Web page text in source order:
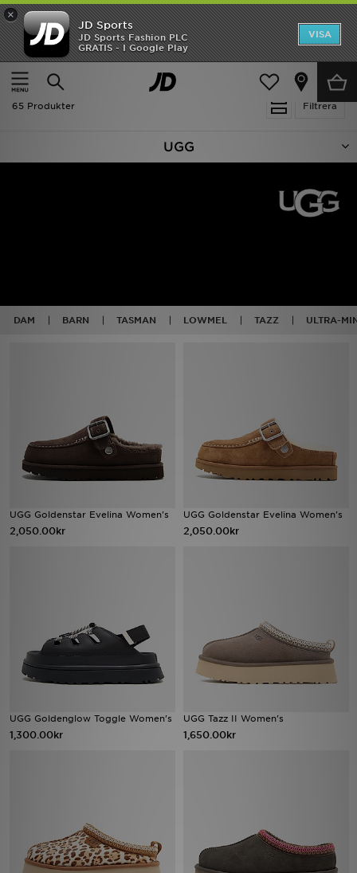
×
JD Sports
JD Sports Fashion PLC
GRATIS - I Google Play
VISA
Ny termin, ny stil Essentials för skolstarten
Hem
UGG
Filtrera
65 Produkter
UGG
DAM BARN TASMAN LOWMEL TAZZ ULTRA-
UGG Goldenstar Evelina Women's
2,050.00kr
UGG Goldenstar Evelina Women's
2,050.00kr
UGG Goldenglow Toggle Women's
1,300.00kr
UGG Tazz II Women's
1,650.00kr
Hem
Rea
Sport
Mina meddelanden
JD Blogg